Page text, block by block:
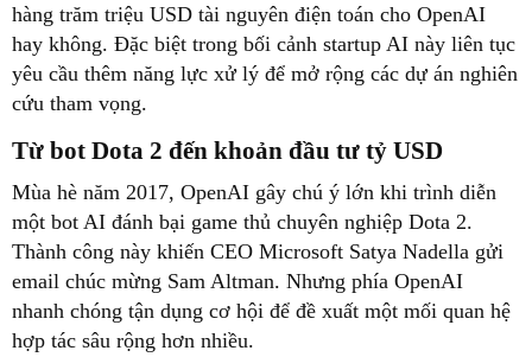
hàng trăm triệu USD tài nguyên điện toán cho OpenAI
hay không. Đặc biệt trong bối cảnh startup AI này liên tục
yêu cầu thêm năng lực xử lý để mở rộng các dự án nghiên
cứu tham vọng.
Từ bot Dota 2 đến khoản đầu tư tỷ USD
Mùa hè năm 2017, OpenAI gây chú ý lớn khi trình diễn
một bot AI đánh bại game thủ chuyên nghiệp Dota 2.
Thành công này khiến CEO Microsoft Satya Nadella gửi
email chúc mừng Sam Altman. Nhưng phía OpenAI
nhanh chóng tận dụng cơ hội để đề xuất một mối quan hệ
hợp tác sâu rộng hơn nhiều.